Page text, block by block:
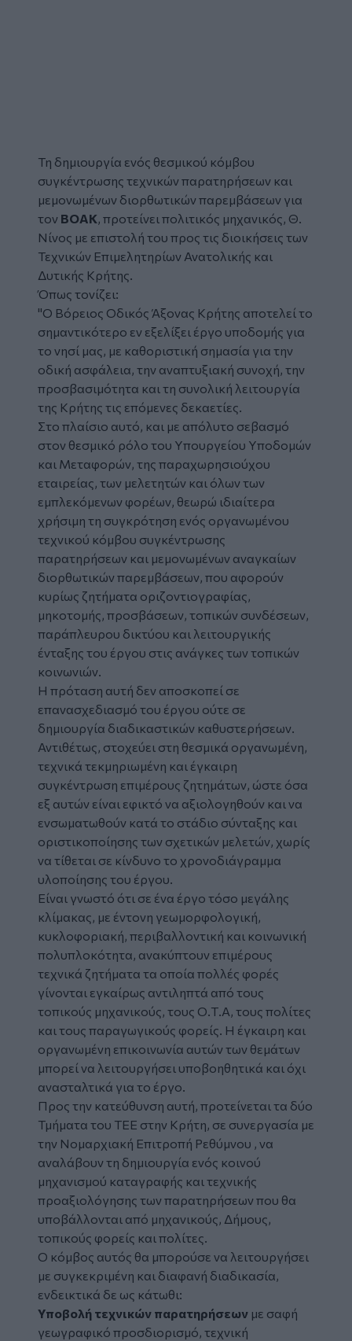
Τη δημιουργία ενός θεσμικού κόμβου
συγκέντρωσης τεχνικών παρατηρήσεων και
μεμονωμένων διορθωτικών παρεμβάσεων για
τον ΒΟΑΚ, προτείνει πολιτικός μηχανικός, Θ.
Νίνος με επιστολή του προς τις διοικήσεις των
Τεχνικών Επιμελητηρίων Ανατολικής και
Δυτικής Κρήτης.
Όπως τονίζει:
"Ο Βόρειος Οδικός Άξονας Κρήτης αποτελεί το
σημαντικότερο εν εξελίξει έργο υποδομής για
το νησί μας, με καθοριστική σημασία για την
οδική ασφάλεια, την αναπτυξιακή συνοχή, την
προσβασιμότητα και τη συνολική λειτουργία
της Κρήτης τις επόμενες δεκαετίες.
Στο πλαίσιο αυτό, και με απόλυτο σεβασμό
στον θεσμικό ρόλο του Υπουργείου Υποδομών
και Μεταφορών, της παραχωρησιούχου
εταιρείας, των μελετητών και όλων των
εμπλεκόμενων φορέων, θεωρώ ιδιαίτερα
χρήσιμη τη συγκρότηση ενός οργανωμένου
τεχνικού κόμβου συγκέντρωσης
παρατηρήσεων και μεμονωμένων αναγκαίων
διορθωτικών παρεμβάσεων, που αφορούν
κυρίως ζητήματα οριζοντιογραφίας,
μηκοτομής, προσβάσεων, τοπικών συνδέσεων,
παράπλευρου δικτύου και λειτουργικής
ένταξης του έργου στις ανάγκες των τοπικών
κοινωνιών.
Η πρόταση αυτή δεν αποσκοπεί σε
επανασχεδιασμό του έργου ούτε σε
δημιουργία διαδικαστικών καθυστερήσεων.
Αντιθέτως, στοχεύει στη θεσμικά οργανωμένη,
τεχνικά τεκμηριωμένη και έγκαιρη
συγκέντρωση επιμέρους ζητημάτων, ώστε όσα
εξ αυτών είναι εφικτό να αξιολογηθούν και να
ενσωματωθούν κατά το στάδιο σύνταξης και
οριστικοποίησης των σχετικών μελετών, χωρίς
να τίθεται σε κίνδυνο το χρονοδιάγραμμα
υλοποίησης του έργου.
Είναι γνωστό ότι σε ένα έργο τόσο μεγάλης
κλίμακας, με έντονη γεωμορφολογική,
κυκλοφοριακή, περιβαλλοντική και κοινωνική
πολυπλοκότητα, ανακύπτουν επιμέρους
τεχνικά ζητήματα τα οποία πολλές φορές
γίνονται εγκαίρως αντιληπτά από τους
τοπικούς μηχανικούς, τους Ο.Τ.Α, τους πολίτες
και τους παραγωγικούς φορείς. Η έγκαιρη και
οργανωμένη επικοινωνία αυτών των θεμάτων
μπορεί να λειτουργήσει υποβοηθητικά και όχι
ανασταλτικά για το έργο.
Προς την κατεύθυνση αυτή, προτείνεται τα δύο
Τμήματα του ΤΕΕ στην Κρήτη, σε συνεργασία με
την Νομαρχιακή Επιτροπή Ρεθύμνου , να
αναλάβουν τη δημιουργία ενός κοινού
μηχανισμού καταγραφής και τεχνικής
προαξιολόγησης των παρατηρήσεων που θα
υποβάλλονται από μηχανικούς, Δήμους,
τοπικούς φορείς και πολίτες.
Ο κόμβος αυτός θα μπορούσε να λειτουργήσει
με συγκεκριμένη και διαφανή διαδικασία,
ενδεικτικά δε ως κάτωθι:
Υποβολή τεχνικών παρατηρήσεων με σαφή
γεωγραφικό προσδιορισμό, τεχνική